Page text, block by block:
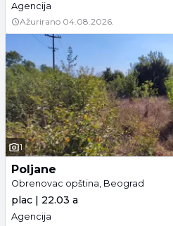
Agencija
Ažurirano 04.08.2026.
1
Poljane
Obrenovac opština, Beograd
plac | 22.03 a
Agencija